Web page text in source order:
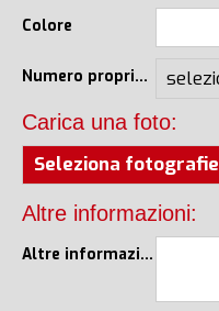
Colore
Numero proprietari
Carica una foto:
Seleziona fotografie
Altre informazioni:
Altre informazioni